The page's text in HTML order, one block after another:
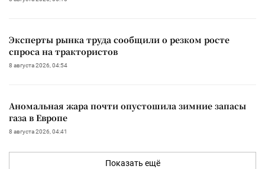
Эксперты рынка труда сообщили о резком росте
спроса на трактористов
8 августа 2026, 04:54
Аномальная жара почти опустошила зимние запасы
газа в Европе
8 августа 2026, 04:41
Показать ещё